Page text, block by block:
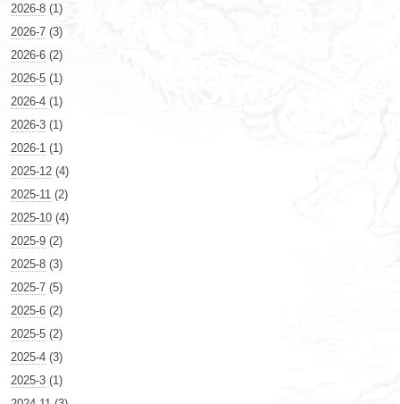
2026-8 (1)
2026-7 (3)
2026-6 (2)
2026-5 (1)
2026-4 (1)
2026-3 (1)
2026-1 (1)
2025-12 (4)
2025-11 (2)
2025-10 (4)
2025-9 (2)
2025-8 (3)
2025-7 (5)
2025-6 (2)
2025-5 (2)
2025-4 (3)
2025-3 (1)